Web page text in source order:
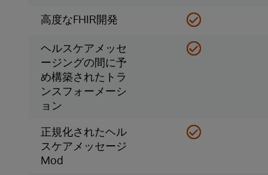
高度なFHIR開発
ヘルスケアメッセ
ージングの間に予
め構築されたトラ
ンスフォーメーシ
ョン
正規化されたヘル
スケアメッセージ
Mod